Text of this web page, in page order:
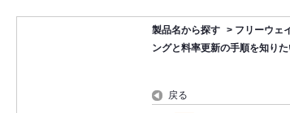
製品名から探す > フリーウェ
ングと料率更新の手順を知りた
戻る